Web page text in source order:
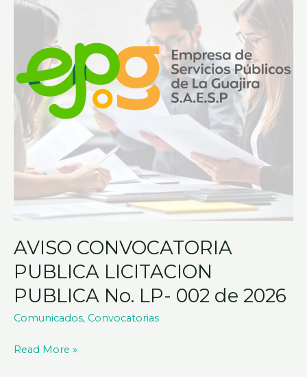
AVISO CONVOCATORIA
PUBLICA LICITACION
PUBLICA No. LP- 002 de 2026
Comunicados, Convocatorias
LICITACION
PUBLICA
LP-
002
de
2026
Read More »